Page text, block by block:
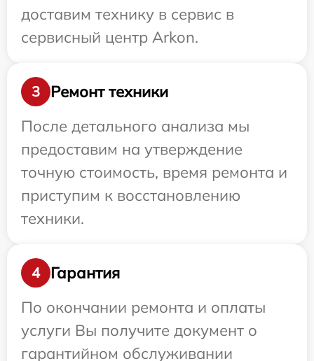
доставим технику в сервис в
сервисный центр Arkon.
3
Ремонт техники
После детального анализа мы
предоставим на утверждение
точную стоимость, время ремонта и
приступим к восстановлению
техники.
4
Гарантия
По окончании ремонта и оплаты
услуги Вы получите документ о
гарантийном обслуживании